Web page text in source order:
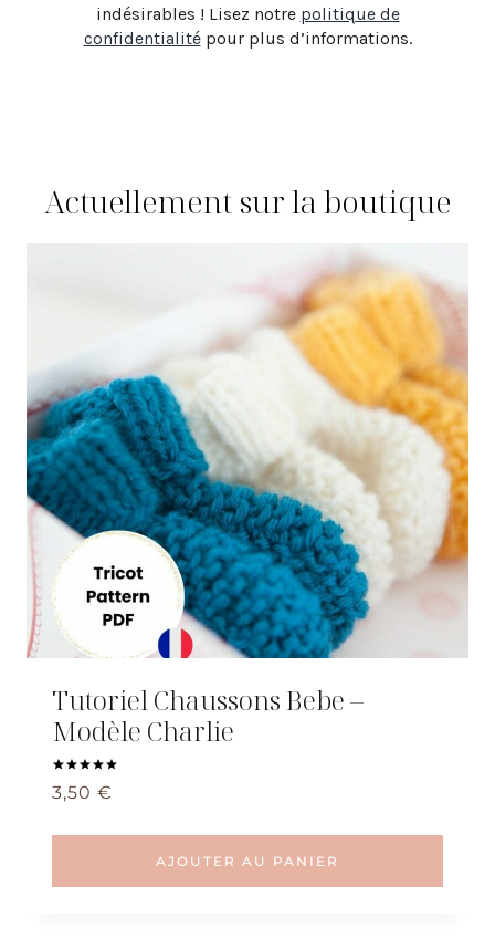
indésirables ! Lisez notre politique de
confidentialitépour plus d’informations.
Actuellement sur la boutique
Tutoriel Chaussons Bebe –
Modèle Charlie
Note
5.00
3,50 €
AJOUTER AU PANIER